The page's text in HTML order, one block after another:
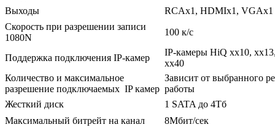
Выходы
RCAх1, HDMIx1, VGAx1
Скорость при разрешении записи
1080N
100 к/с
Поддержка подключения IP-камер
IP-камеры HiQ xx10,
xx40
Количество и максимальное
разрешение подключаемых IP камер
Зависит от выбранного
работы
Жесткий диск
1 SATA до 4Тб
Максимальный битрейт на канал
8Мбит/сек